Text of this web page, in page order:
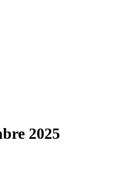
2025